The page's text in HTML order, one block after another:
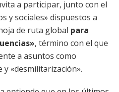
a participar, junto con el
y sociales» dispuestos a
de ruta global para
, término con el que
a asuntos como
y «desmilitarización».